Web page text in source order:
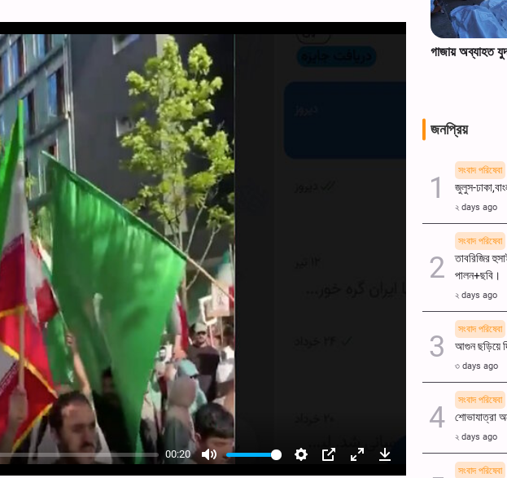
00:20
Mute Settings
PIP EnterDownload
পবিত্র কারবালায় বাইনুল-হারামাইন, ভক্তদের
মিলনস্থল
গাজায় অব্যাহত
জনপ্রিয়
সংবাদ পরিষেবা
জুলুস-
২ days ago
সংবাদ পরিষেবা
তাবরিজির
পালন+ছবি।
২ days ago
সংবাদ পরিষেবা
আগুন ছড়িয়ে
৩ days ago
সংবাদ পরিষেবা
শোভাযাত্রা
২ days ago
সংবাদ পরিষেবা